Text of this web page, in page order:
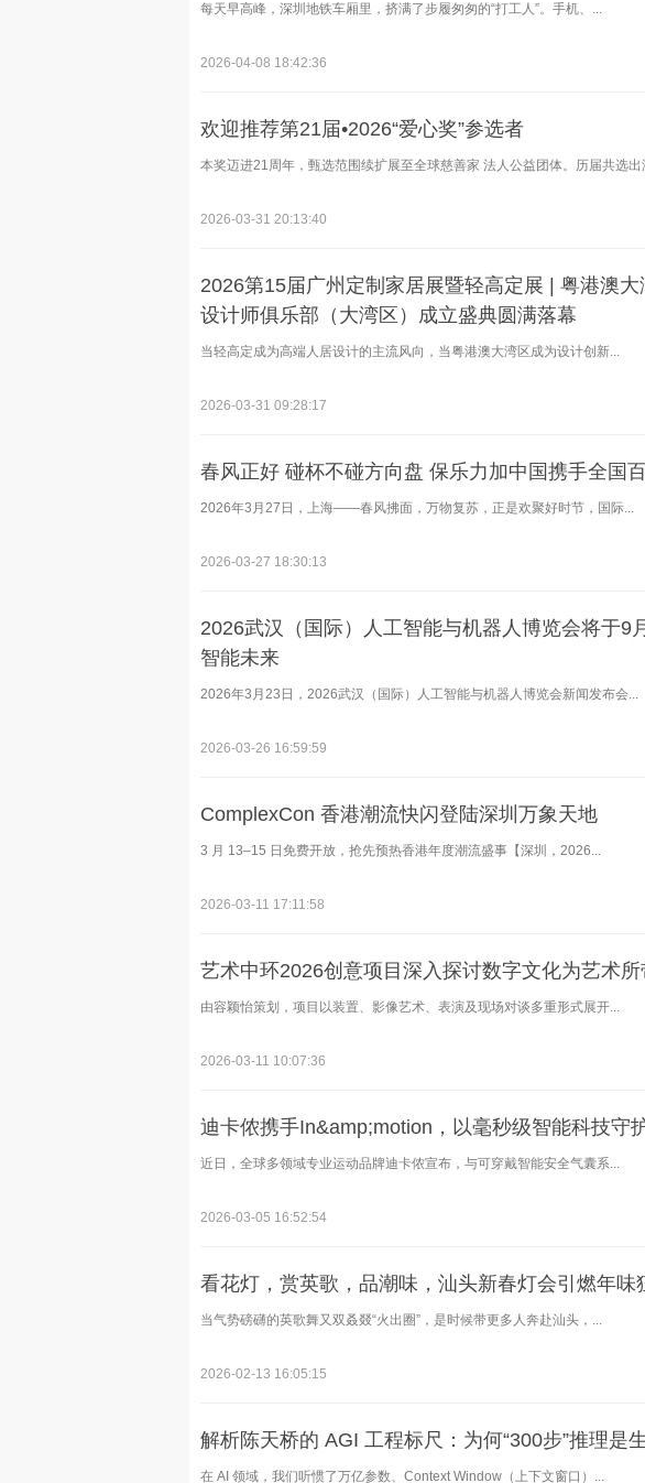
每天早高峰，深圳地铁车厢里，挤满了步履匆匆的“打工人”。手机、...
2026-04-08 18:42:36
欢迎推荐第21届•2026“爱心奖”参选者
本奖迈进21周年，甄选范围续扩展至全球慈善家 法人公益团体。历届共选出
2026-03-31 20:13:40
2026第15届广州定制家居展暨轻高定展 | 粤港澳
设计师俱乐部（大湾区）成立盛典圆满落幕
当轻高定成为高端人居设计的主流风向，当粤港澳大湾区成为设计创新...
2026-03-31 09:28:17
春风正好 碰杯不碰方向盘 保乐力加中国携手全国
2026年3月27日，上海——春风拂面，万物复苏，正是欢聚好时节，国际...
2026-03-27 18:30:13
2026武汉（国际）人工智能与机器人博览会将于9
智能未来
2026年3月23日，2026武汉（国际）人工智能与机器人博览会新闻发布会...
2026-03-26 16:59:59
ComplexCon 香港潮流快闪登陆深圳万象天地
3 月 13–15 日免费开放，抢先预热香港年度潮流盛事【深圳，2026...
2026-03-11 17:11:58
艺术中环2026创意项目深入探讨数字文化为艺术
由容颖怡策划，项目以装置、影像艺术、表演及现场对谈多重形式展开...
2026-03-11 10:07:36
迪卡侬携手In&amp;motion，以毫秒级智能科技守
近日，全球多领域专业运动品牌迪卡侬宣布，与可穿戴智能安全气囊系...
2026-03-05 16:52:54
看花灯，赏英歌，品潮味，汕头新春灯会引燃年味
当气势磅礴的英歌舞又双叒叕“火出圈”，是时候带更多人奔赴汕头，...
2026-02-13 16:05:15
解析陈天桥的 AGI 工程标尺：为何“300步”推理是
在 AI 领域，我们听惯了万亿参数、Context Window（上下文窗口）...